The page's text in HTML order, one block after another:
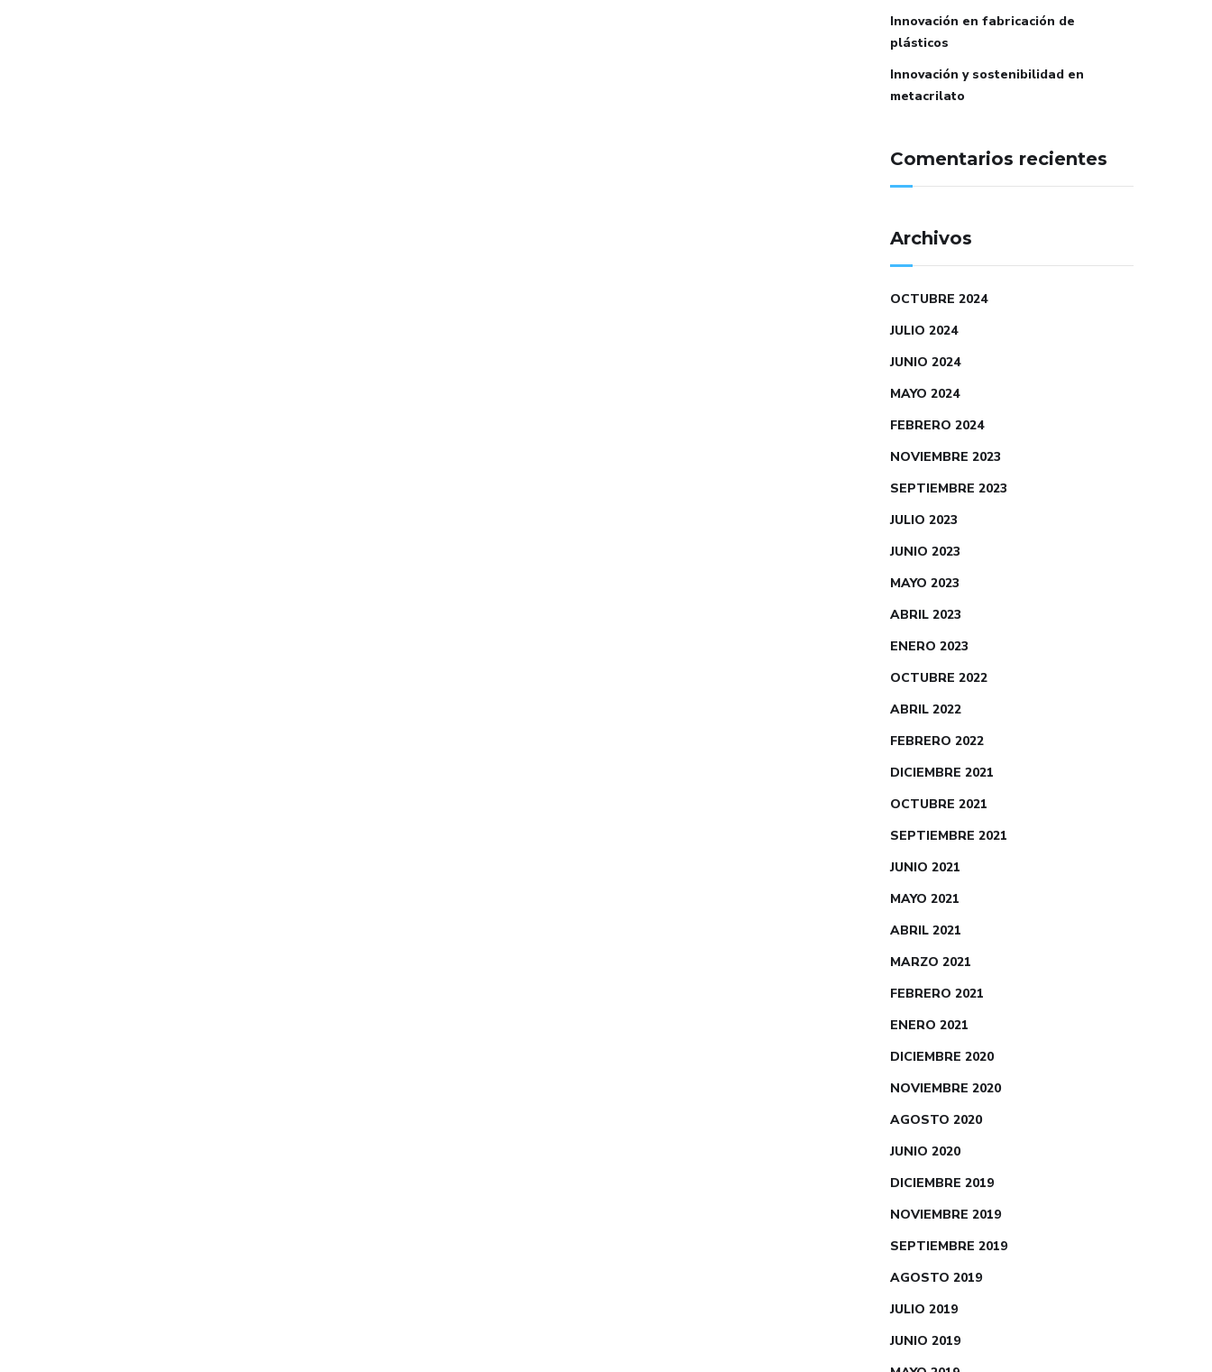
Innovación en fabricación de
plásticos
Innovación y sostenibilidad en
metacrilato
Comentarios recientes
Archivos
OCTUBRE 2024
JULIO 2024
JUNIO 2024
MAYO 2024
FEBRERO 2024
NOVIEMBRE 2023
SEPTIEMBRE 2023
JULIO 2023
JUNIO 2023
MAYO 2023
ABRIL 2023
ENERO 2023
OCTUBRE 2022
ABRIL 2022
FEBRERO 2022
DICIEMBRE 2021
OCTUBRE 2021
SEPTIEMBRE 2021
JUNIO 2021
MAYO 2021
ABRIL 2021
MARZO 2021
FEBRERO 2021
ENERO 2021
DICIEMBRE 2020
NOVIEMBRE 2020
AGOSTO 2020
JUNIO 2020
DICIEMBRE 2019
NOVIEMBRE 2019
SEPTIEMBRE 2019
AGOSTO 2019
JULIO 2019
JUNIO 2019